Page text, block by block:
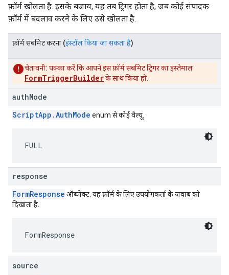
फ़ॉर्म खोलता है. इसके बजाय, यह तब ट्रिगर होता है, जब कोई संपादक
फ़ॉर्म में बदलाव करने के लिए उसे खोलता है.
फ़ॉर्म सबमिट करना (इंस्टॉल किया जा सकता है)
चेतावनी: पक्का करें कि आपने इस फ़ॉर्म सबमिट ट्रिगर का इस्तेमाल
FormTriggerBuilderके साथ किया हो.
authMode
ScriptApp.AuthMode enum से कोई वैल्यू.
FULL
response
FormResponse ऑब्जेक्ट. यह फ़ॉर्म के लिए उपयोगकर्ता के जवाब को
दिखाता है.
FormResponse
source